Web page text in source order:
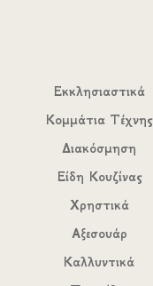
Εκκλησιαστικά
Κομμάτια Τέχνης
Διακόσμηση
Είδη Κουζίνας
Χρηστικά
Αξεσουάρ
Καλλυντικά